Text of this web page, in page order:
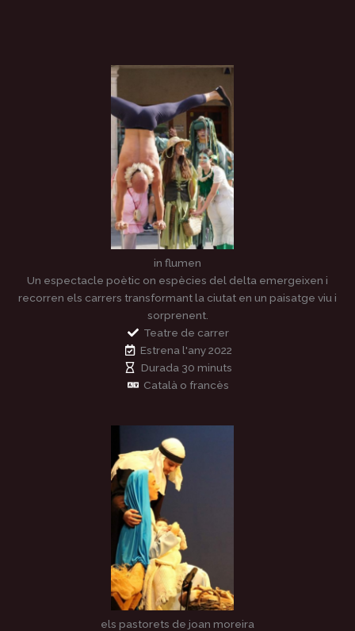
in flumen
Un espectacle poètic on espècies del delta emergeixen i
recorren els carrers transformant la ciutat en un paisatge viu i
sorprenent.
Teatre de carrer
Estrena l'any 2022
Durada 30 minuts
Català o francès
els pastorets de joan moreira